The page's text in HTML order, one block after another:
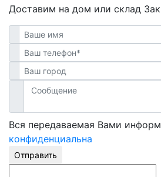
Доставим на дом или склад
Вся передаваемая Вами
конфиденциальна
Отправить